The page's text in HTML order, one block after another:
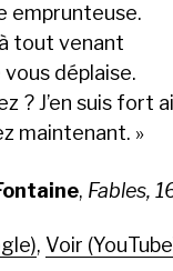
emprunteuse.
tout venant
vous déplaise.
? J’en suis fort
maintenant. »
, Fables,
, Voir